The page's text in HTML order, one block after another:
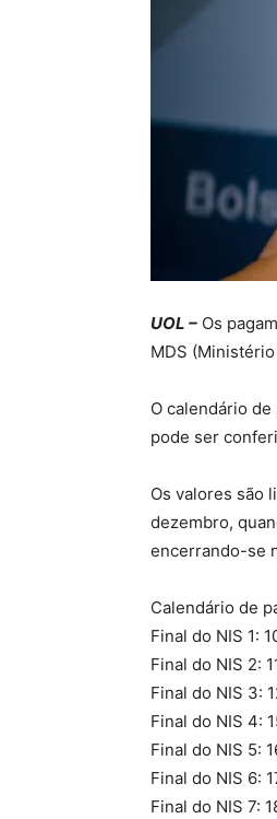
UOL – Os
MDS
O calendário
pode ser
Os valores são
dezembro,
encerrando-se
Calendário de
Final do NIS 1:
Final do NIS 2:
Final do NIS 3:
Final do NIS 4:
Final do NIS 5:
Final do NIS 6:
Final do NIS 7: